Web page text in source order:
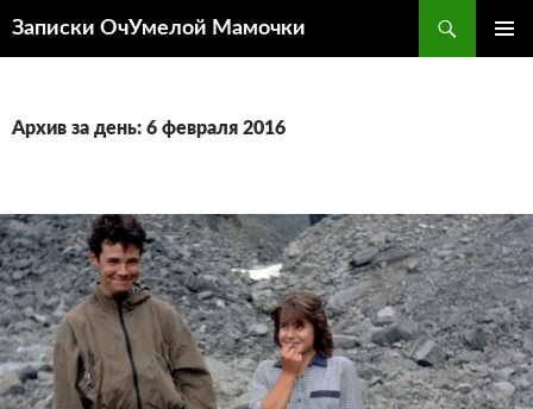
Записки ОчУмелой Мамочки
Архив за день: 6 февраля 2016